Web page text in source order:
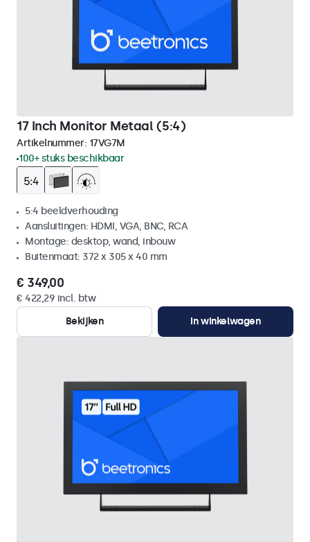
17 Inch Monitor Metaal (5:4)
Artikelnummer: 17VG7M
100+ stuks beschikbaar
5:4 beeldverhouding
Aansluitingen: HDMI, VGA, BNC, RCA
Montage: desktop, wand, inbouw
Buitenmaat: 372 x 305 x 40 mm
€ 349,00
€ 422,29 incl. btw
Bekijken
In winkelwagen